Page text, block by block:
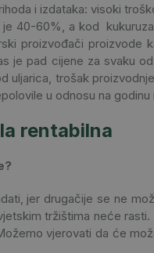
i izdataka: visoki
40-60%, a kod
proizvođači proizvode
je pad cijene za svaku
uljarica, trošak
u odnosu na godinu
rentabilna
jer drugačije se ne
tržištima neće
vjerovati da će